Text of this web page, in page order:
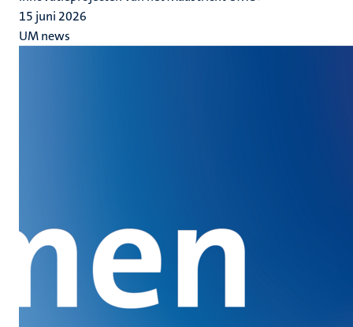
15 juni 2026
UM news